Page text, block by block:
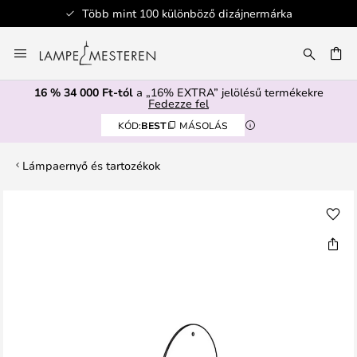
Több mint 100 különböző dizájnermárka
a
tartalomhoz
16 % 34 000 Ft-tóla „16% EXTRA” jelölésű termékekre
Fedezze fel
KÓD:BEST MÁSOLÁS
Lámpaernyő és tartozékok